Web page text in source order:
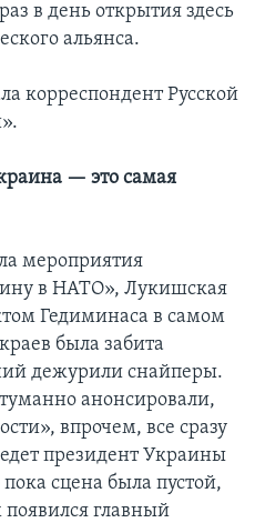
в день открытия здесь
альянса.
корреспондент Русской
— это самая
мероприятия
в НАТО», Лукишская
Гедиминаса в самом
была забита
дежурили снайперы.
анонсировали,
впрочем, все сразу
президент Украины
сцена была пустой,
главный